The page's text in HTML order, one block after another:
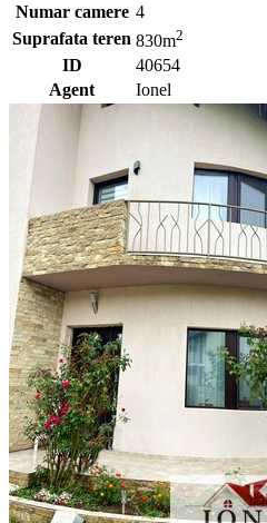
Numar camere 4
Suprafata teren 830m2
ID
40654
Agent
Ionel